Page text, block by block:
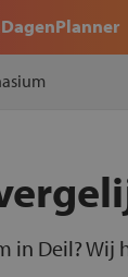
in Deil?